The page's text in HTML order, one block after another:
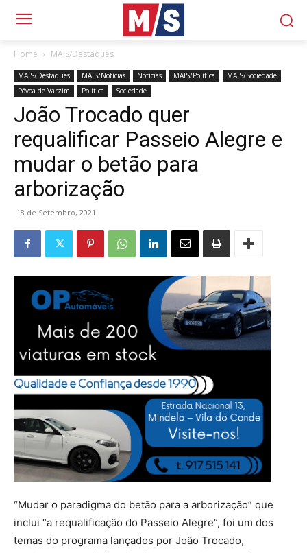
Home MAIS/Destaques
MAIS/Destaques MAIS/Notícias Notícias MAIS/Política
MAIS/Sociedade
Póvoa de Varzim
Política Sociedade
João Trocado quer
requalificar Passeio Alegre e
mudar o betão para
arborização
18 de Setembro, 2021
“Mudar o paradigma do betão para a arborização” que
inclui “a requalificação do Passeio Alegre”, foi um dos
temas do programa lançados por João Trocado,